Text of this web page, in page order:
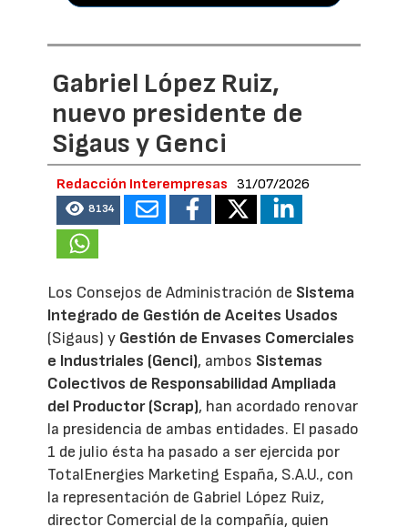
Gabriel López Ruiz,
nuevo presidente de
Sigaus y Genci
Redacción Interempresas 31/07/2026
8134
Los Consejos de Administración de Sistema
Integrado de Gestión de Aceites Usados
(Sigaus) y Gestión de Envases Comerciales
e Industriales (Genci), ambos Sistemas
Colectivos de Responsabilidad Ampliada
del Productor (Scrap), han acordado renovar
la presidencia de ambas entidades. El pasado
1 de julio ésta ha pasado a ser ejercida por
TotalEnergies Marketing España, S.A.U., con
la representación de Gabriel López Ruiz,
director Comercial de la compañía, quien